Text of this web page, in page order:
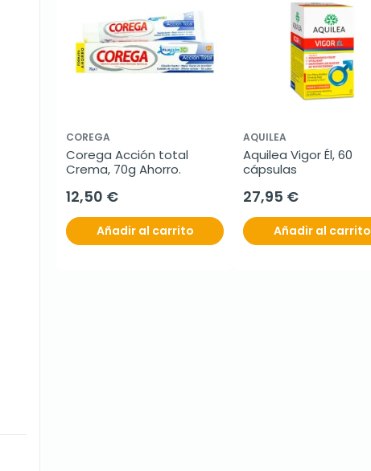
COREGA
Corega Acción total
Crema, 70g Ahorro.
12,50 €
Añadir al carrito
AQUILEA
Aquilea Vigor Él, 60
cápsulas
27,95 €
Añadir al carrito